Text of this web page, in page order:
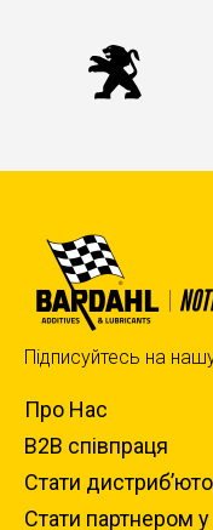
Підписуйтесь на
Про Нас
B2B співпраця
Стати
Стати партнером у